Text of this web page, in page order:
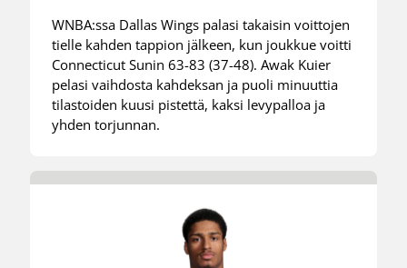
WNBA:ssa Dallas Wings palasi takaisin voittojen
tielle kahden tappion jälkeen, kun joukkue voitti
Connecticut Sunin 63-83 (37-48). Awak Kuier
pelasi vaihdosta kahdeksan ja puoli minuuttia
tilastoiden kuusi pistettä, kaksi levypalloa ja
yhden torjunnan.